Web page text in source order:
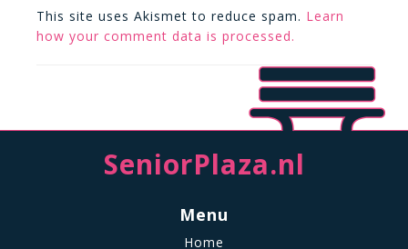
This site uses Akismet to reduce spam. Learn
how your comment data is processed.
SeniorPlaza.nl
Menu
Home